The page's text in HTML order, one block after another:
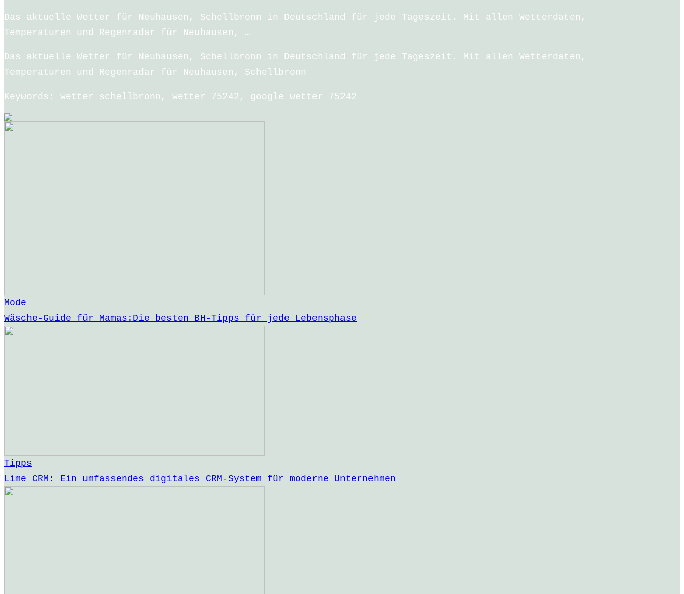
Das aktuelle Wetter für Neuhausen, Schellbronn in Deutschland für jede Tageszeit. Mit allen Wetterdaten,
Temperaturen und Regenradar für Neuhausen, …
Das aktuelle Wetter für Neuhausen, Schellbronn in Deutschland für jede Tageszeit. Mit allen Wetterdaten,
Temperaturen und Regenradar für Neuhausen, Schellbronn
Keywords: wetter schellbronn, wetter 75242, google wetter 75242
Mode
Wäsche-Guide für Mamas:Die besten BH-Tipps für jede Lebensphase
Tipps
Lime CRM: Ein umfassendes digitales CRM-System für moderne Unternehmen